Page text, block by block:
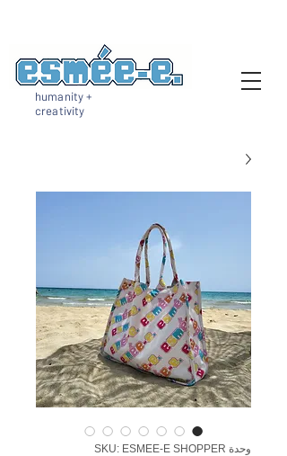
humanity +
creativity
وحدة SKU: ESMEE-E SHOPPER